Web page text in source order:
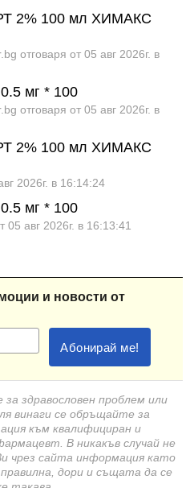
2% 100 мл ХИМАКС
отговаря от 05 авг 2026г. в
мг * 100
отговаря от 05 авг 2026г. в
2% 100 мл ХИМАКС
2026г. в 16:14:24
мг * 100
авг 2026г. в 16:13:41
и новости от
здравословен проблем или
винаги се обръщайте за
към квалифициран и
В никакъв случай не
чрез сайта информация като
дори и същата да се